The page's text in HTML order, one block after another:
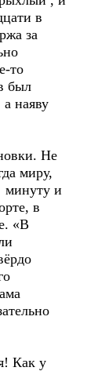
в
за
то
был
а наяву
Не
миру,
минуту и
в
«В
Как у